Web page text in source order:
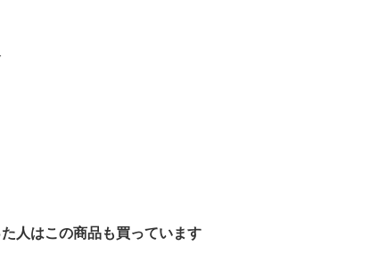
人はこの商品も買っています